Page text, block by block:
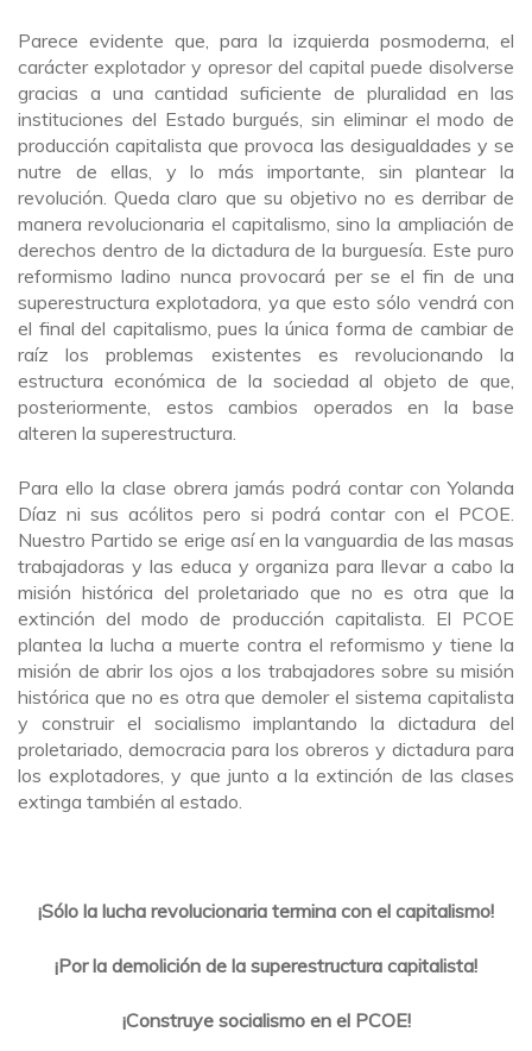
Parece evidente que, para la izquierda posmoderna, el
carácter explotador y opresor del capital puede disolverse
gracias a una cantidad suficiente de pluralidad en las
instituciones del Estado burgués, sin eliminar el modo de
producción capitalista que provoca las desigualdades y se
nutre de ellas, y lo más importante, sin plantear la
revolución. Queda claro que su objetivo no es derribar de
manera revolucionaria el capitalismo, sino la ampliación de
derechos dentro de la dictadura de la burguesía. Este puro
reformismo ladino nunca provocará per se el fin de una
superestructura explotadora, ya que esto sólo vendrá con
el final del capitalismo, pues la única forma de cambiar de
raíz los problemas existentes es revolucionando la
estructura económica de la sociedad al objeto de que,
posteriormente, estos cambios operados en la base
alteren la superestructura.
Para ello la clase obrera jamás podrá contar con Yolanda
Díaz ni sus acólitos pero si podrá contar con el PCOE.
Nuestro Partido se erige así en la vanguardia de las masas
trabajadoras y las educa y organiza para llevar a cabo la
misión histórica del proletariado que no es otra que la
extinción del modo de producción capitalista. El PCOE
plantea la lucha a muerte contra el reformismo y tiene la
misión de abrir los ojos a los trabajadores sobre su misión
histórica que no es otra que demoler el sistema capitalista
y construir el socialismo implantando la dictadura del
proletariado, democracia para los obreros y dictadura para
los explotadores, y que junto a la extinción de las clases
extinga también al estado.
¡Sólo la lucha revolucionaria termina con el capitalismo!
¡Por la demolición de la superestructura capitalista!
¡Construye socialismo en el PCOE!